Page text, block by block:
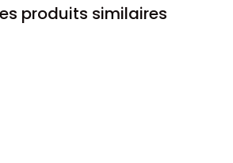
produits similaires